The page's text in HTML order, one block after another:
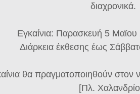
διαχρονικά.
Εγκαίνια: Παρασκευή 5
Διάρκεια έκθεσης έως
θα πραγματοποιηθούν
[Πλ.